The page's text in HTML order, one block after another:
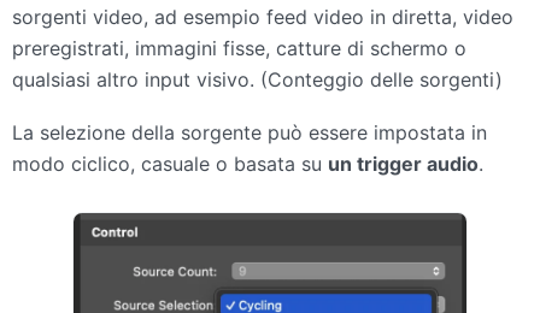
sorgenti video, ad esempio feed video in diretta, video
preregistrati, immagini fisse, catture di schermo o
qualsiasi altro input visivo. (Conteggio delle sorgenti)
La selezione della sorgente può essere impostata in
modo ciclico, casuale o basata su un trigger audio.